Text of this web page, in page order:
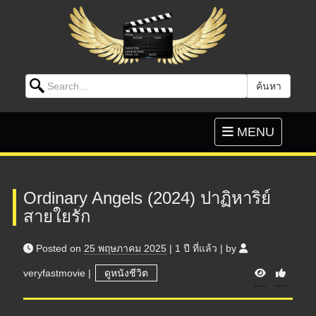
Search for: ค้นหา
Toggle
navigation
MENU
Ordinary Angels (2024) ปาฏิหาริย์
สายใยรัก
Posted on 25 พฤษภาคม 2025 | 1 ปี ที่แล้ว | by
veryfastmovie | ดูหนังชีวิต V
i